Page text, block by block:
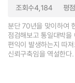
조회수4,184 평점
분단 70년을 맞이하여
점검해보고 통일대박
편익이 발생하는지 따
신뢰구축임을 역설한다.